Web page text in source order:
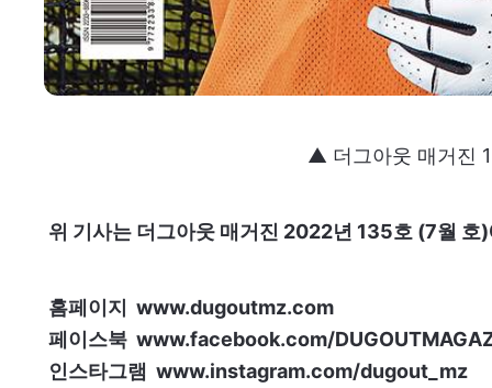
▲ 더그아웃 매거진
위 기사는 더그아웃 매거진 2022년 135호 (7월 호
홈페이지 www.dugoutmz.com
페이스북 www.facebook.com/
인스타그램 www.instagram.com/dugout_mz